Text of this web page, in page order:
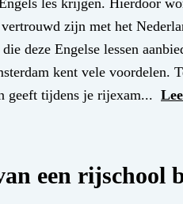
les krijgen. Hierdoor
zijn met het
deze Engelse lessen
kent vele voordelen.
geeft tijdens je rijexam...
een rijschool